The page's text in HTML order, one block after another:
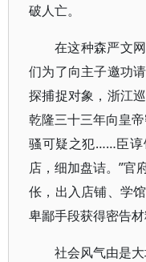
破人亡。
在这种森严文
们为了向主子邀功
探捕捉对象，浙江
乾隆三十三年向皇
骚可疑之犯……臣谆
店，细加盘诘。”官
伥，出入店铺、学
卑鄙手段获得密告材
社会风气由是大